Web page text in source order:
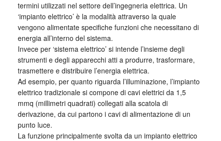
termini utilizzati nel settore dell’ingegneria elettrica. Un
‘impianto elettrico’ è la modalità attraverso la quale
vengono alimentate specifiche funzioni che necessitano di
energia all’interno del sistema.
Invece per ‘sistema elettrico’ si intende l’insieme degli
strumenti e degli apparecchi atti a produrre, trasformare,
trasmettere e distribuire l’energia elettrica.
Ad esempio, per quanto riguarda l’illuminazione, l’impianto
elettrico tradizionale si compone di cavi elettrici da 1,5
mmq (millimetri quadrati) collegati alla scatola di
derivazione, da cui partono i cavi di alimentazione di un
punto luce.
La funzione principalmente svolta da un impianto elettrico